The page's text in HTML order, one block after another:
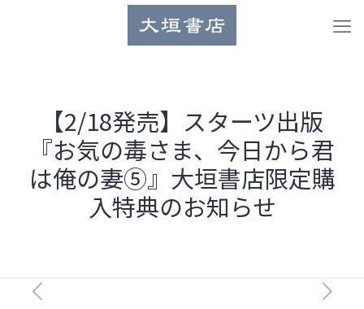
【2/18発売】スターツ出版
『お気の毒さま、今日から君
は俺の妻⑤』大垣書店限定購
入特典のお知らせ